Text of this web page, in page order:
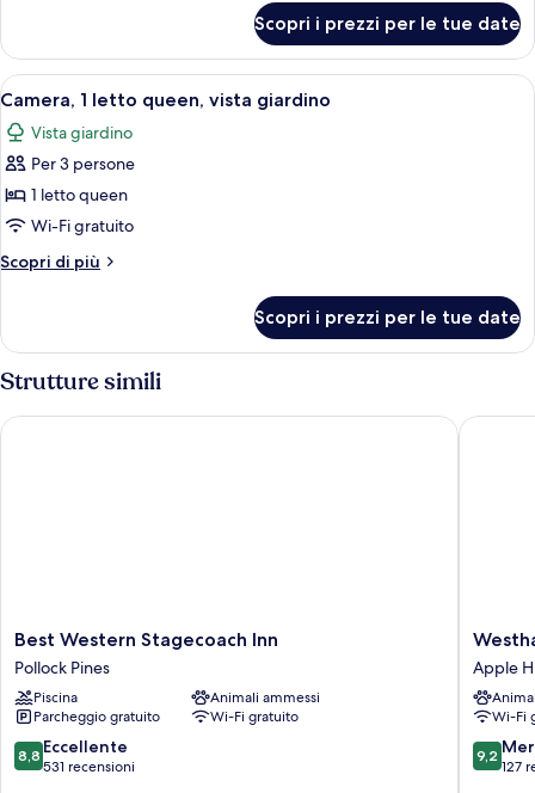
queen,
vista
fiume
doppia,
letti
queen,
vista
fiume
Scopri i prezzi per le tue date
Apri
tutte
le
foto
per
Camera,
1
letto
vista
giardino
Una camera da letto con un letto in
6
Camera, 1 letto queen, vista giardino
Vista giardino
Per 3 persone
1 letto queen
Wi-Fi gratuito
Scopri di più
Altri
1
letto
queen,
vista
giardino
Scopri i prezzi per le tue date
Strutture simili
Best
Western
Stagecoach
Inn
Pollock
Pines
Best Western Stagecoach Inn
Pollock Pines
Piscina
Animali ammessi
Parcheggio gratuito
Wi-Fi gratuito
8.8
su
8,8 Eccellente
531 recensioni
Best Western Stagecoach Inn
Inn
Pollock
Pines
Apple
Hill
Apple
Wi-Fi
9.2
su
9,2
127